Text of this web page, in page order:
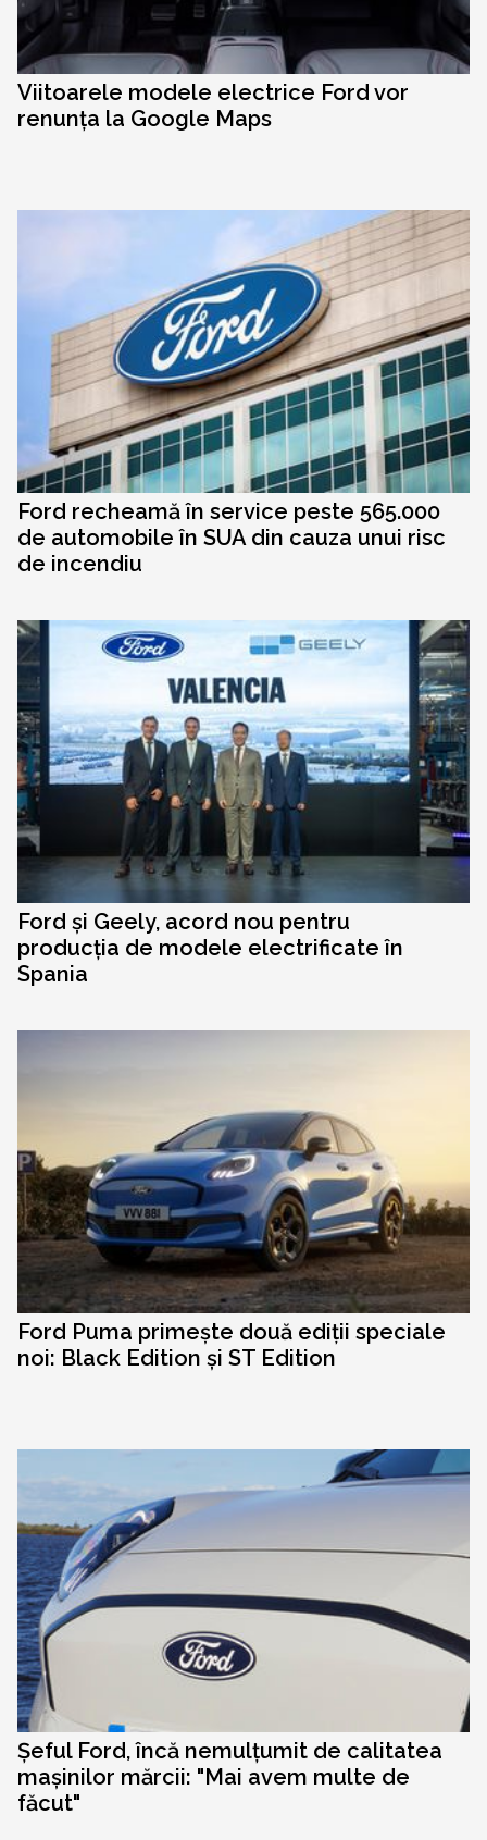
Viitoarele modele electrice Ford vor
renunța la Google Maps
Ford recheamă în service peste 565.000
de automobile în SUA din cauza unui risc
de incendiu
Ford și Geely, acord nou pentru
producția de modele electrificate în
Spania
Ford Puma primește două ediții speciale
noi: Black Edition și ST Edition
Șeful Ford, încă nemulțumit de calitatea
mașinilor mărcii: "Mai avem multe de
făcut"